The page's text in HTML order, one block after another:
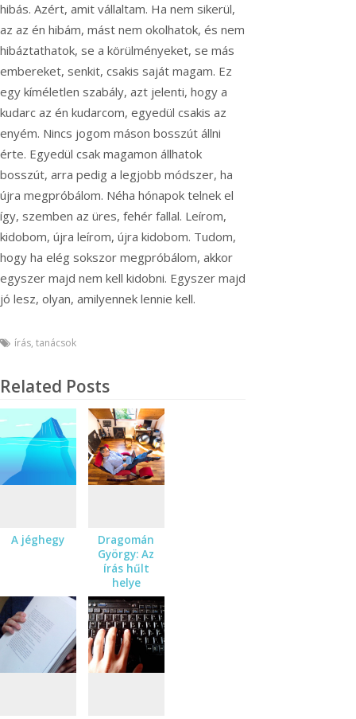
hibás. Azért, amit vállaltam. Ha nem sikerül,
az az én hibám, mást nem okolhatok, és nem
hibáztathatok, se a körülményeket, se más
embereket, senkit, csakis saját magam. Ez
egy kíméletlen szabály, azt jelenti, hogy a
kudarc az én kudarcom, egyedül csakis az
enyém. Nincs jogom máson bosszút állni
érte. Egyedül csak magamon állhatok
bosszút, arra pedig a legjobb módszer, ha
újra megpróbálom. Néha hónapok telnek el
így, szemben az üres, fehér fallal. Leírom,
kidobom, újra leírom, újra kidobom. Tudom,
hogy ha elég sokszor megpróbálom, akkor
egyszer majd nem kell kidobni. Egyszer majd
jó lesz, olyan, amilyennek lennie kell.
írás, tanácsok
Related Posts
A jéghegy
Dragomán
György: Az
írás hűlt
helye